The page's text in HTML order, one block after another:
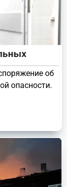
об
опасности.